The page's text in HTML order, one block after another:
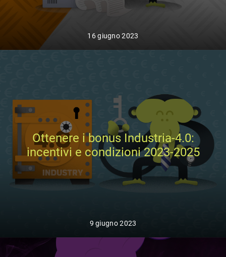
16 giugno 2023
Ottenere i bonus Industria-4.0:
incentivi e condizioni 2023-2025
9 giugno 2023